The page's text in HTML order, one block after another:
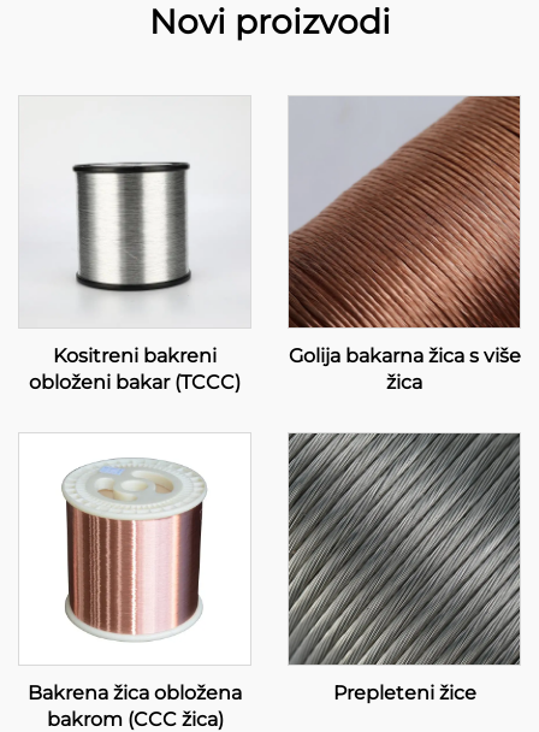
Novi proizvodi
Kositreni bakreni
obloženi bakar (TCCC)
Golija bakarna žica s više
žica
Bakrena žica obložena
bakrom (CCC žica)
Prepleteni žice